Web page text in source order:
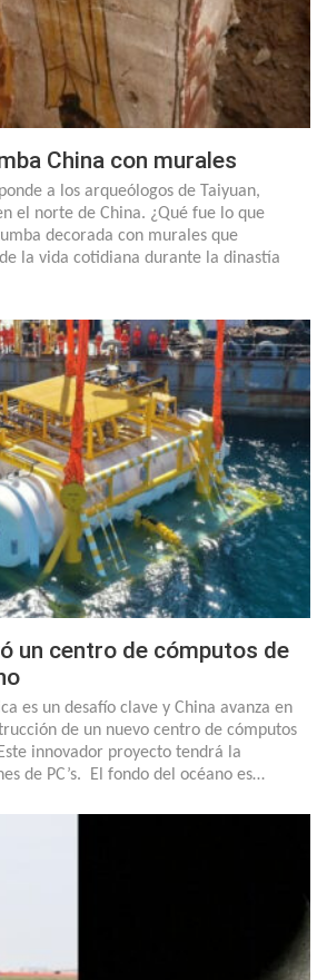
China con murales
a los arqueólogos de Taiyuan,
el norte de China. ¿Qué fue lo que
decorada con murales que
la vida cotidiana durante la dinastía
un centro de cómputos de
es un desafío clave y China avanza en
de un nuevo centro de cómputos
innovador proyecto tendrá la
de PC’s. El fondo del océano es…